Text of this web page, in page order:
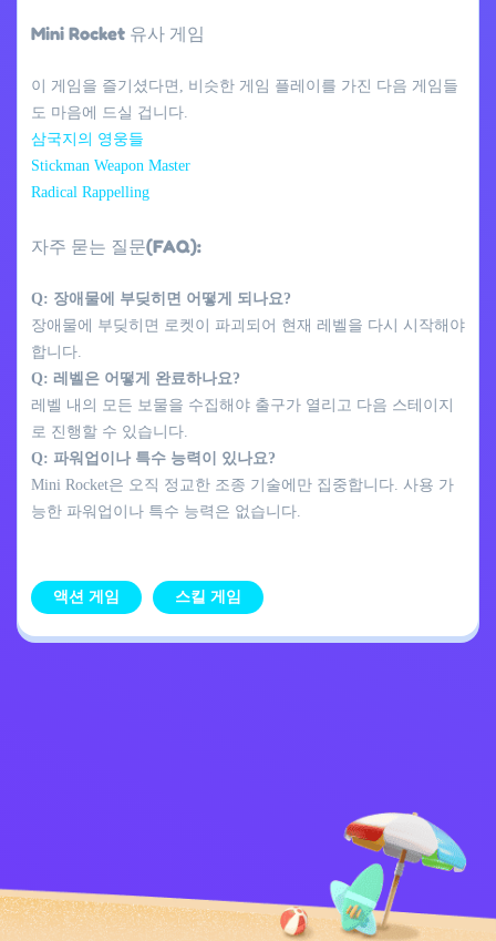
Mini Rocket 유사 게임
이 게임을 즐기셨다면, 비슷한 게임 플레이를 가진 다음 게임들
도 마음에 드실 겁니다.
삼국지의 영웅들
Stickman Weapon Master
Radical Rappelling
자주 묻는 질문(FAQ):
Q: 장애물에 부딪히면 어떻게 되나요?
장애물에 부딪히면 로켓이 파괴되어 현재 레벨을 다시 시작해야
합니다.
Q: 레벨은 어떻게 완료하나요?
레벨 내의 모든 보물을 수집해야 출구가 열리고 다음 스테이지
로 진행할 수 있습니다.
Q: 파워업이나 특수 능력이 있나요?
Mini Rocket은 오직 정교한 조종 기술에만 집중합니다. 사용 가
능한 파워업이나 특수 능력은 없습니다.
액션 게임 스킬 게임